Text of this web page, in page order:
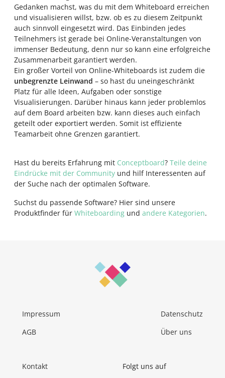
Gedanken machst, was du mit dem Whiteboard erreichen
und visualisieren willst, bzw. ob es zu diesem Zeitpunkt
auch sinnvoll eingesetzt wird. Das Einbinden jedes
Teilnehmers ist gerade bei Online-Veranstaltungen von
immenser Bedeutung, denn nur so kann eine erfolgreiche
Zusammenarbeit garantiert werden.
Ein großer Vorteil von Online-Whiteboards ist zudem die
unbegrenzte Leinwand – so hast du uneingeschränkt
Platz für alle Ideen, Aufgaben oder sonstige
Visualisierungen. Darüber hinaus kann jeder problemlos
auf dem Board arbeiten bzw. kann dieses auch einfach
geteilt oder exportiert werden. Somit ist effiziente
Teamarbeit ohne Grenzen garantiert.
Hast du bereits Erfahrung mit Conceptboard? Teile deine
Eindrücke mit der Community und hilf Interessenten auf
der Suche nach der optimalen Software.
Suchst du passende Software? Hier sind unsere
Produktfinder für Whiteboarding und andere Kategorien.
Impressum
AGB
Datenschutz
Über uns
Kontakt Folgt uns auf